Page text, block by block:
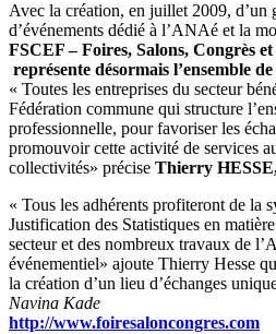
Avec la création, en juillet 2009, d’un
d’événements dédié à l’ANAé et la
FSCEF – Foires, Salons, Congrès
représente désormais l’ensemble
« Toutes les entreprises du secteur
Fédération commune qui structure
professionnelle, pour favoriser les
promouvoir cette activité de services
collectivités» précise Thierry
« Tous les adhérents profiteront de la
Justification des Statistiques en
secteur et des nombreux travaux de
événementiel» ajoute Thierry Hesse
la création d’un lieu d’échanges
Navina Kade
http://www.foiresaloncongres.com